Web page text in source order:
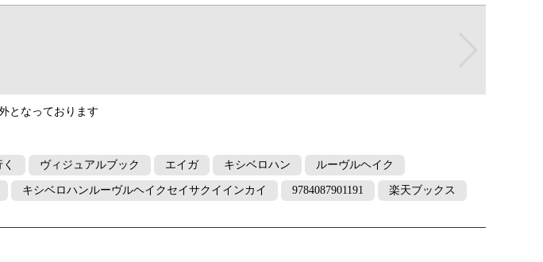
となっております
ヴィジュアルブック エイガ キシベロハン ルーヴルヘイク
キシベロハンルーヴルヘイクセイサクイインカイ 9784087901191 楽天ブックス